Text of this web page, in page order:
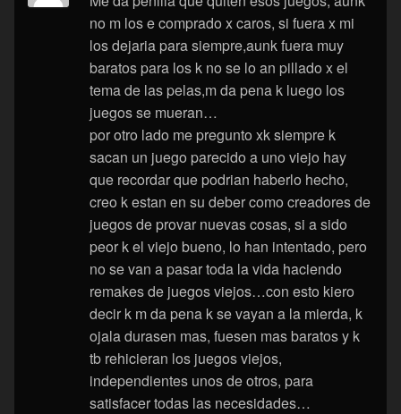
no m los e comprado x caros, si fuera x mi
los dejaria para siempre,aunk fuera muy
baratos para los k no se lo an pillado x el
tema de las pelas,m da pena k luego los
juegos se mueran…
por otro lado me pregunto xk siempre k
sacan un juego parecido a uno viejo hay
que recordar que podrian haberlo hecho,
creo k estan en su deber como creadores de
juegos de provar nuevas cosas, si a sido
peor k el viejo bueno, lo han intentado, pero
no se van a pasar toda la vida haciendo
remakes de juegos viejos…con esto kiero
decir k m da pena k se vayan a la mierda, k
ojala durasen mas, fuesen mas baratos y k
tb rehicieran los juegos viejos,
independientes unos de otros, para
satisfacer todas las necesidades…